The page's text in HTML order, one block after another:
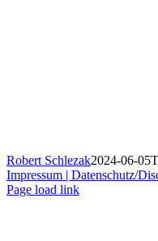
Robert Schlezak2024-06-
Impressum | Datenschutz/
Page load link